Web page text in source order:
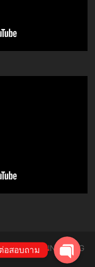
ENGINEERING
อสอบถาม